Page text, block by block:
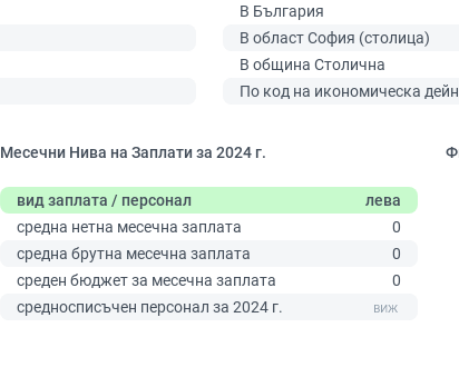
В България
В област София (столица)
В община Столична
По код на икономическа
Месечни Нива на Заплати за 2024 г.
вид заплата / персонал
лева
средна нетна месечна заплата
0
средна брутна месечна заплата
0
среден бюджет за месечна заплата
0
средносписъчен персонал за 2024 г.